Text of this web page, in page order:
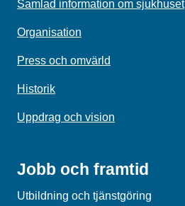
Samlad information om sjukhuset
Organisation
Press och omvärld
Historik
Uppdrag och vision
Jobb och framtid
Utbildning och tjänstgöring